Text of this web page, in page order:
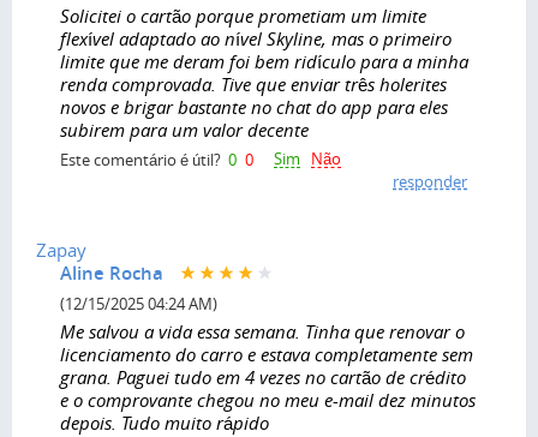
Solicitei o cartão porque prometiam um limite
flexível adaptado ao nível Skyline, mas o primeiro
limite que me deram foi bem ridículo para a minha
renda comprovada. Tive que enviar três holerites
novos e brigar bastante no chat do app para eles
subirem para um valor decente
Este comentário é útil? 0 0 Sim
Não
responder
Zapay
Aline Rocha
(12/15/2025 04:24 AM)
Me salvou a vida essa semana. Tinha que renovar o
licenciamento do carro e estava completamente sem
grana. Paguei tudo em 4 vezes no cartão de crédito
e o comprovante chegou no meu e-mail dez minutos
depois. Tudo muito rápido